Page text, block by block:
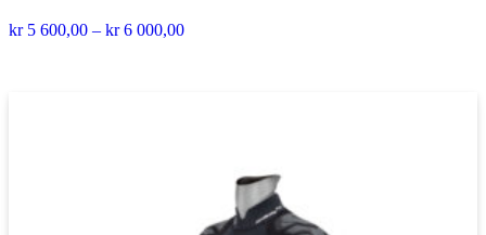
kr5 600,00 – kr6 000,00